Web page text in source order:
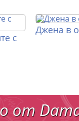
с
Джена в
от